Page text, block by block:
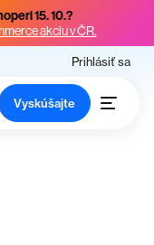
15. 10.?
akciu v ČR.
Prihlásiť sa
Vyskúšajte